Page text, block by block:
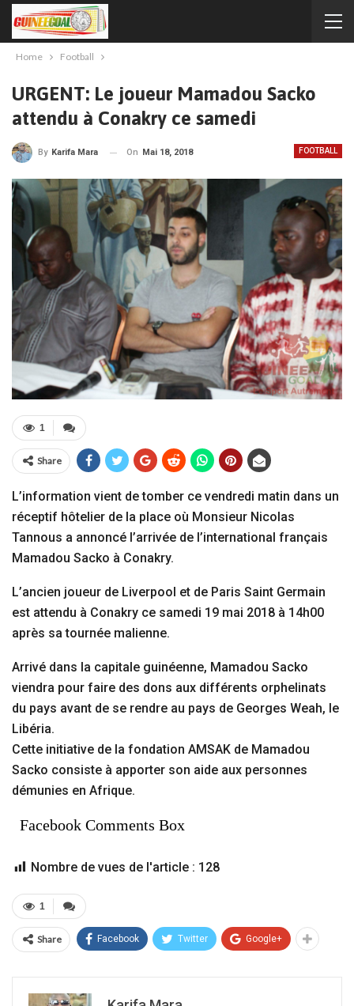
Home Football
URGENT: Le joueur Mamadou Sacko
attendu à Conakry ce samedi
FOOTBALL
By Karifa Mara On Mai 18, 2018
1
Share
L’information vient de tomber ce vendredi matin dans un
réceptif hôtelier de la place où Monsieur Nicolas
Tannous a annoncé l’arrivée de l’international français
Mamadou Sacko à Conakry.
L’ancien joueur de Liverpool et de Paris Saint Germain
est attendu à Conakry ce samedi 19 mai 2018 à 14h00
après sa tournée malienne.
Arrivé dans la capitale guinéenne, Mamadou Sacko
viendra pour faire des dons aux différents orphelinats
du pays avant de se rendre au pays de Georges Weah, le
Libéria.
Cette initiative de la fondation AMSAK de Mamadou
Sacko consiste à apporter son aide aux personnes
démunies en Afrique.
Facebook Comments Box
Nombre de vues de l'article : 128
1
Share Facebook Twitter Google+